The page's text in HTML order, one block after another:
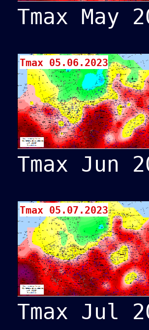
Tmax May
Tmax 05.06.2023
Tmax Jun
Tmax 05.07.2023
Tmax Jul